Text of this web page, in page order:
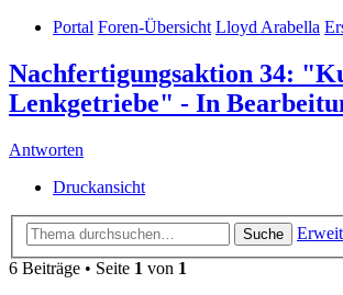
Portal Foren-Übersicht Lloyd Arabella
Nachfertigungsaktion 34:
Lenkgetriebe" - In
Antworten
Druckansicht
Suche
6 Beiträge • Seite 1 von 1